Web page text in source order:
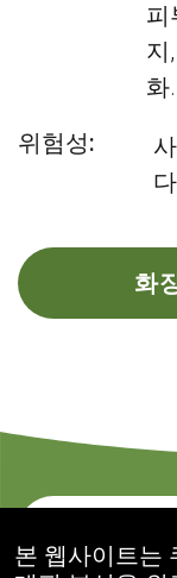
피
지
화.
위험성:
화
본 웹사이트는